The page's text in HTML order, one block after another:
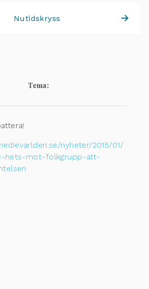
Nutidskryss
Tema:
nyheter/2015/01/
hets-mot-folkgrupp-att-